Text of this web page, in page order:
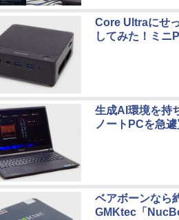
Core Ultraにせ
してみた！ミニ
生成AI環境を持
ノートPCを急
ベアボーンなら
GMKtec「